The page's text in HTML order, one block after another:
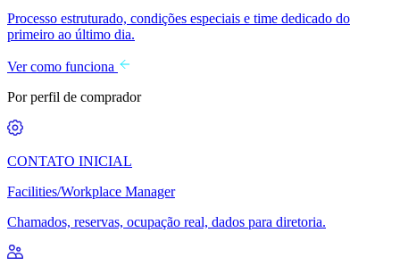
Processo estruturado, condições especiais e time dedicado do
primeiro ao último dia.
Ver como funciona
Por perfil de comprador
CONTATO INICIAL
Facilities/Workplace Manager
Chamados, reservas, ocupação real, dados para diretoria.